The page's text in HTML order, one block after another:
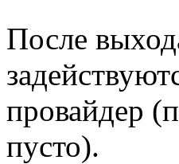
После
провайдер
пусто).